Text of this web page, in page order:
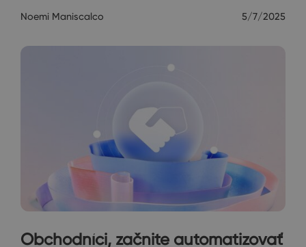
Noemi Maniscalco 5/7/2025
Obchodníci, začnite automatizovať